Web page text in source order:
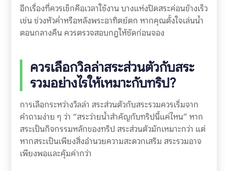
อีกเรื่องที่ควรเช็กคือเวลาใช้งาน บางแห่งปิดสระค่อนข้างเร็ว
เช่น ช่วงหัวค่ำหรือหลังพระอาทิตย์ตก หากคุณตั้งใจเล่นน้ำ
ตอนกลางคืน ควรตรวจสอบกฎให้ชัดก่อนจอง
ควรเลือกวิลล่าสระส่วนตัวกับสระ
รวมอย่างไรให้เหมาะกับทริป?
การเลือกระหว่างวิลล่า สระส่วนตัวกับสระรวมควรเริ่มจาก
คำถามง่าย ๆ ว่า “สระว่ายน้ำสำคัญกับทริปนี้แค่ไหน” หาก
สระเป็นกิจกรรมหลักของทริป สระส่วนตัวมักเหมาะกว่า แต่
หากสระเป็นเพียงสิ่งอำนวยความสะดวกเสริม สระรวมอาจ
เพียงพอและคุ้มค่ากว่า